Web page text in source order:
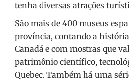
tenha diversas atrações
São mais de 400 museus
província, contando a
Canadá e com mostras que
patrimônio científico,
Quebec. Também há uma